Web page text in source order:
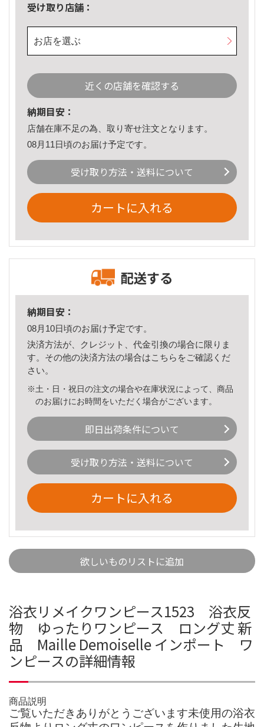
受け取り店舗：
お店を選ぶ
近くの店舗を確認する
納期目安：
店舗在庫不足の為、取り寄せ注文となります。
08月11日頃のお届け予定です。
受け取り方法・送料について
カートに入れる
配送する
納期目安：
08月10日頃のお届け予定です。
決済方法が、クレジット、代金引換の場合に限りま
す。その他の決済方法の場合はこちら をご確認くだ
さい。
※土・日・祝日の注文の場合や在庫状況によって、商品
のお届けにお時間をいただく場合がございます。
即日出荷条件について
受け取り方法・送料について
カートに入れる
欲しいものリストに追加
浴衣リメイクワンピース1523 浴衣反
物 ゆったりワンピース ロング丈 新
品 Maille Demoiselle インポート ワ
ンピースの詳細情報
商品説明
ご覧いただきありがとうございます未使用の浴衣